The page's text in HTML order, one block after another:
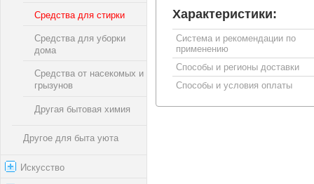
Средства для стирки
Средства для уборки
дома
Средства от насекомых и
грызунов
Другая бытовая химия
Другое для быта уюта
Искусство
Характеристики:
Система и рекомендации по
применению
Способы и регионы доставки
Способы и условия оплаты